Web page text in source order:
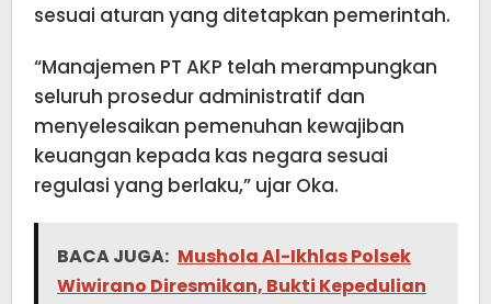
sesuai aturan yang ditetapkan pemerintah.
“Manajemen PT AKP telah merampungkan
seluruh prosedur administratif dan
menyelesaikan pemenuhan kewajiban
keuangan kepada kas negara sesuai
regulasi yang berlaku,” ujar Oka.
BACA JUGA: Mushola Al-Ikhlas Polsek
Wiwirano Diresmikan, Bukti Kepedulian